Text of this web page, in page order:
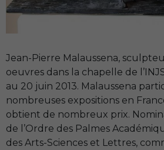
Jean-Pierre Malaussena,
oeuvres dans la chapelle de l’
au 20 juin 2013. Malaussena
nombreuses expositions en
obtient de nombreux prix.
de l’Ordre des Palmes
des Arts-Sciences et Lettres,